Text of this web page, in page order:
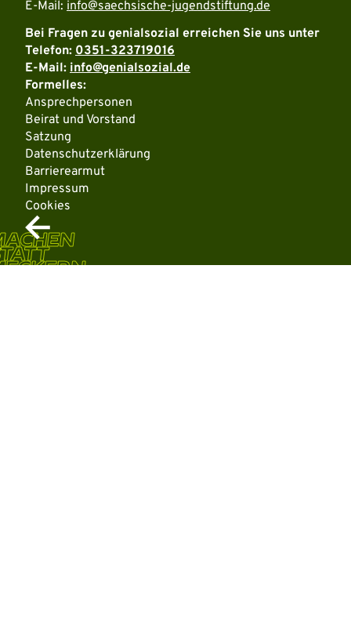
E-Mail: info@saechsische-jugendstiftung.de
Bei Fragen zu genialsozial erreichen Sie uns unter
Telefon: 0351-323719016
E-Mail: info@genialsozial.de
Formelles:
Ansprechpersonen
Beirat und Vorstand
Satzung
Datenschutzerklärung
Barrierearmut
Impressum
Cookies